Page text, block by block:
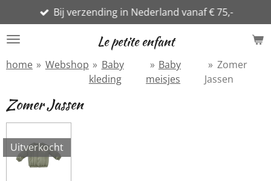
direct
naar
hoofdinhoud
Le petite enfant
Bij verzending in Nederland vanaf € 75,-
home » Webshop » Baby
kleding
» Baby
meisjes
» Zomer
Jassen
Zomer Jassen
Uitverkocht